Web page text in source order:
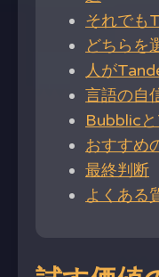
それでも
どちらを
人が
言語の自
Bubblic
おすすめ
最終判断
よくある